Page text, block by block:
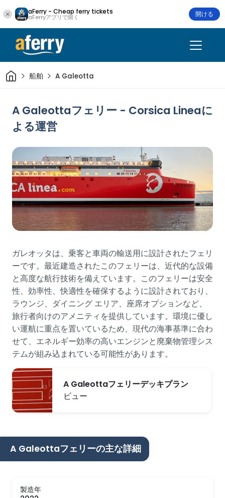
aFerry - Cheap ferry tickets
aFerryアプリで開く 開ける
家 船舶 A Galeotta
A Galeottaフェリー - Corsica Lineaに
よる運営
ガレオッタは、乗客と車両の輸送用に設計されたフェリ
ーです。最近建造されたこのフェリーは、近代的な設備
と高度な航行技術を備えています。このフェリーは安全
性、効率性、快適性を確保するように設計されており、
ラウンジ、ダイニング エリア、座席オプションなど、
旅行者向けのアメニティを提供しています。環境に優し
い運航に重点を置いているため、現代の海事基準に合わ
せて、エネルギー効率の高いエンジンと廃棄物管理シス
テムが組み込まれている可能性があります。
A Galeottaフェリーデッキプラン
ビュー
A Galeottaフェリーの主な詳細
製造年